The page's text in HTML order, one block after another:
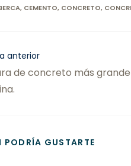
, CEMENTO, CONCRETO,
anterior
de concreto más
PODRÍA GUSTARTE